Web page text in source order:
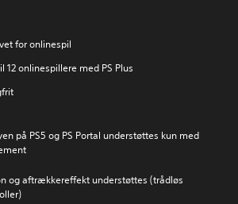
for onlinespil
12 onlinespillere med PS Plus
på PS5 og PS Portal understøttes kun med
og aftrækkereffekt understøttes (trådløs